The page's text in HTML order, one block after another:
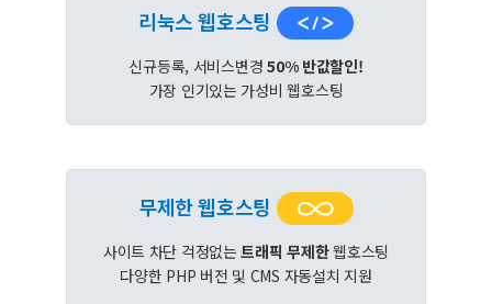
리눅스 웹호스팅
신규등록, 서비스변경50% 반값할인!
가장 인기있는 가성비 웹호스팅
무제한 웹호스팅
사이트 차단 걱정없는트래픽 무제한웹호스팅
다양한 PHP 버전 및 CMS 자동설치 지원